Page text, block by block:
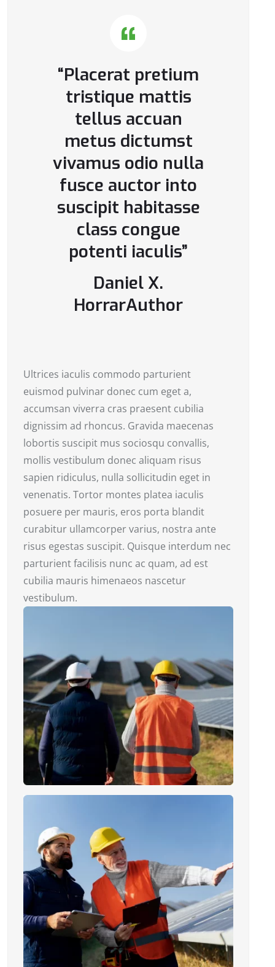
“Placerat pretium
tristique mattis
tellus accuan
metus dictumst
vivamus odio nulla
fusce auctor into
suscipit habitasse
class congue
potenti iaculis”
Daniel X.
HorrarAuthor
Ultrices iaculis commodo parturient
euismod pulvinar donec cum eget a,
accumsan viverra cras praesent cubilia
dignissim ad rhoncus. Gravida maecenas
lobortis suscipit mus sociosqu convallis,
mollis vestibulum donec aliquam risus
sapien ridiculus, nulla sollicitudin eget in
venenatis. Tortor montes platea iaculis
posuere per mauris, eros porta blandit
curabitur ullamcorper varius, nostra ante
risus egestas suscipit. Quisque interdum nec
parturient facilisis nunc ac quam, ad est
cubilia mauris himenaeos nascetur
vestibulum.